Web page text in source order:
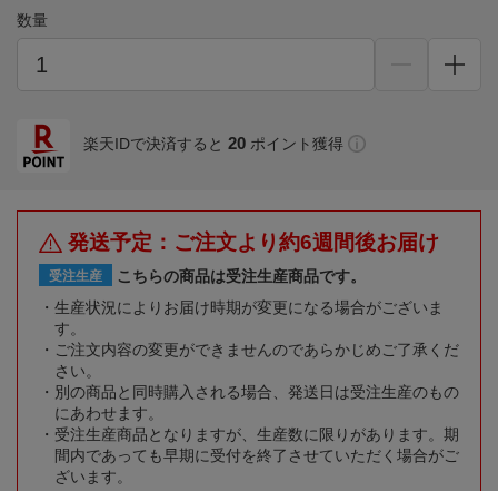
数量
楽天IDで決済すると 20 ポイント獲得
発送予定：ご注文より約6週間後お届け
受注生産
こちらの商品は受注生産商品です。
生産状況によりお届け時期が変更になる場合がございま
す。
ご注文内容の変更ができませんのであらかじめご了承くだ
さい。
別の商品と同時購入される場合、発送日は受注生産のもの
にあわせます。
受注生産商品となりますが、生産数に限りがあります。期
間内であっても早期に受付を終了させていただく場合がご
ざいます。